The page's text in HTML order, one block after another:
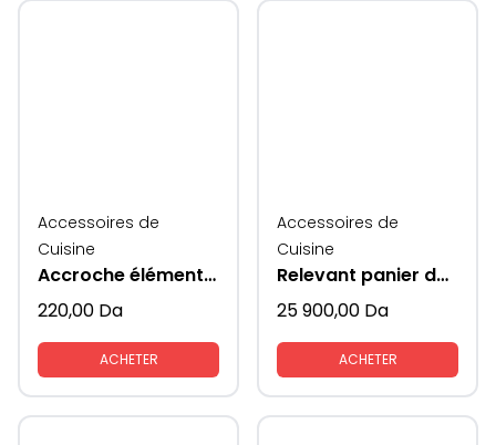
Accessoires de
Cuisine
Accroche éléments meubles cuisines
220,00 Da
ACHETER
Accessoires de
Cuisine
Relevant panier de rangement vaisselles coté verres
25 900,00 Da
ACHETER